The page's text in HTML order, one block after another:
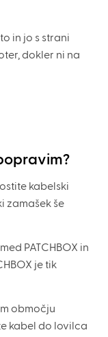
in jo s strani
dokler ni na
kabelski
zamašek še
PATCHBOX in
je tik
območju
kabel do lovilca